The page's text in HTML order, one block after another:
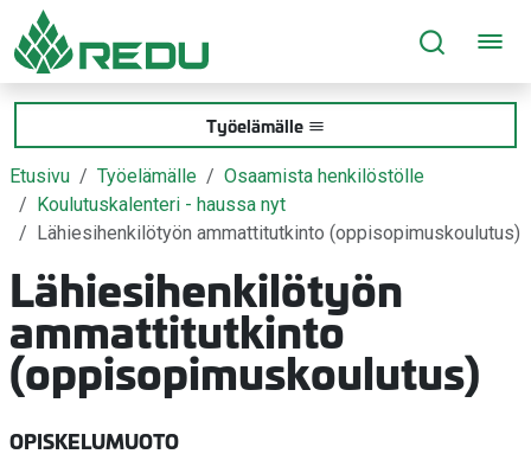
Siirry sivusisältöön
Työelämälle
Etusivu Työelämälle
Osaamista henkilöstölle
Koulutuskalenteri - haussa nyt
Lähiesihenkilötyön ammattitutkinto (oppisopimuskoulutus)
Lähiesihenkilötyön
ammattitutkinto
(oppisopimuskoulutus)
OPISKELUMUOTO